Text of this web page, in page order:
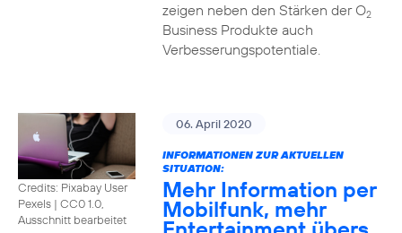
zeigen neben den Stärken der O2
Business Produkte auch
Verbesserungspotentiale.
Credits: Pixabay User
Pexels | CC0 1.0,
Ausschnitt bearbeitet
06. April 2020
INFORMATIONEN ZUR AKTUELLEN
SITUATION:
Mehr Information per
Mobilfunk, mehr